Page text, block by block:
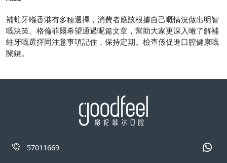
補蛀牙喺香港有多種選擇，消費者應該根據自己嘅情況做出明智
嘅決策。格倫菲爾希望通過呢篇文章，幫助大家更深入噉了解補
蛀牙嘅選擇同注意事項記住，保持定期。檢查係促進口腔健康嘅
關鍵。
57011669